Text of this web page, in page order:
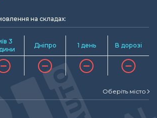
на складах:
3
Дніпро 1 день В дорозі
Оберіть місто